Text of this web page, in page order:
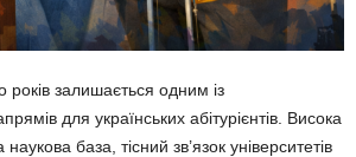
років залишається одним із
для українських абітурієнтів. Висока
наукова база, тісний зв’язок університетів